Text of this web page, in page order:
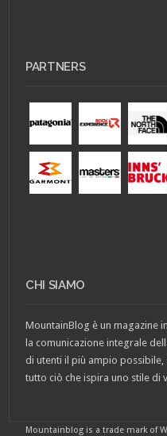
PARTNERS
CHI SIAMO
MountainBlog è un magazine
la comunicazione integrale
di utenti il più ampio
tutto ciò che ispira uno stile di
Mountainblog is a trade mark of